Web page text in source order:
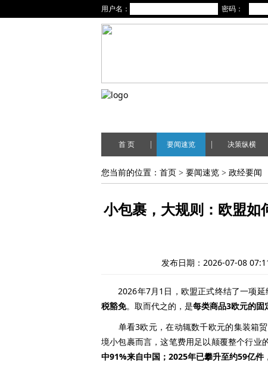
用户名： 密码：
首 页 要闻速览 决策纵横
您当前的位置： 首页 > 要闻速览 > 政经要闻
小包裹，大规则：欧盟
发布日期：2026-07-08
2026年7月1日，欧盟正式终结了一项延
税豁免。取而代之的，是每类商品3欧元的固
单看3欧元，在动辄数千欧元的集装箱贸
境小包裹而言，这笔费用足以颠覆整个行业
中91%来自中国；2025年已攀升至约59亿件